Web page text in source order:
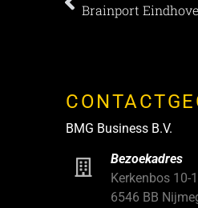
Brainport
BMG Business B.V.
Bezoekadres
Kerkenbos 10-
6546 BB